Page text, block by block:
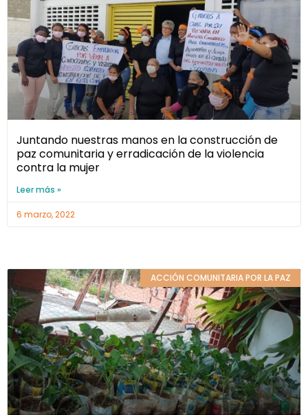
Juntando nuestras manos en la construcción de
paz comunitaria y erradicación de la violencia
contra la mujer
Leer más »
6 marzo, 2022
ACCIÓN COMUNITARIA POR LA PAZ